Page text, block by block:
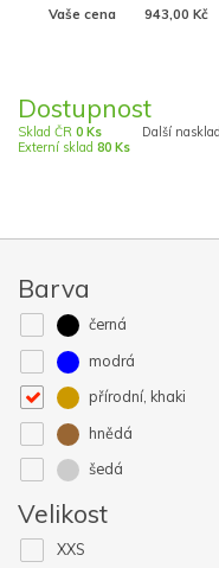
Vaše cena 943,00 Kč
Dostupnost
Sklad ČR 0 Ks
Externí sklad 80 Ks
Další
Barva
černá
modrá
přírodní, khaki
hnědá
šedá
Velikost
XXS